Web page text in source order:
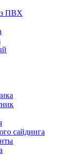
ПВХ
сайдинга